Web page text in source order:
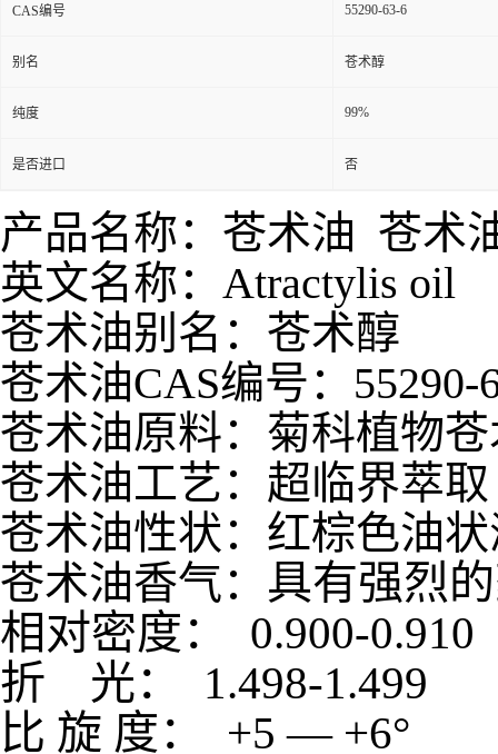
CAS编号 55290-63-6
别名 苍术醇
纯度 99%
是否进口 否
产品名称：苍术油 苍术
英文名称：Atractylis oil
苍术油别名：苍术醇
苍术油CAS编号：55290-
苍术油原料：菊科植物
苍术油工艺：超临界萃取
苍术油性状：红棕色油
苍术油香气： 具有强烈
相对密度：
折
光：
1.498-
比 旋 度： +5—+6°